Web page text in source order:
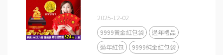
2025-12-02
9999黃金紅包袋
過年禮品
過年紅包
9999純金紅包袋